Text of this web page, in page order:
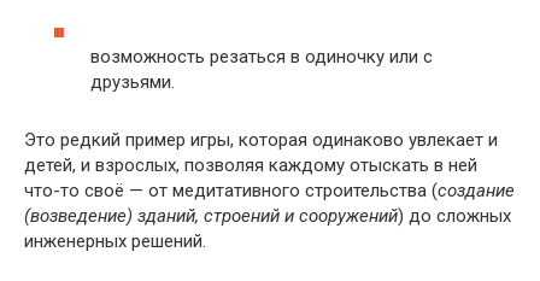
возможность резаться в одиночку или с
друзьями.
Это редкий пример игры, которая одинаково увлекает и
детей, и взрослых, позволяя каждому отыскать в ней
что-то своё — от медитативного строительства (создание
(возведение) зданий, строений и сооружений) до сложных
инженерных решений.